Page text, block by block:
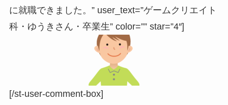
に就職できました。” user_text=”ゲームクリエイト
科・ゆうきさん・卒業生” color=”” star=”4″]
[/st-user-comment-box]